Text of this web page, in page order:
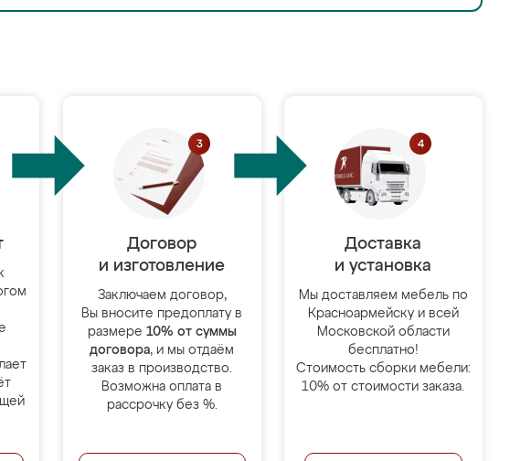
Договор
и изготовление
Заключаем договор,
Вы вносите предоплату в
размере 10% от суммы
договора, и мы отдаём
заказ в производство.
Возможна оплата в
рассрочку без %.
Доставка
и установка
Мы доставляем мебель по
Красноармейску и всей
Московской области
бесплатно!
Стоимость сборки мебели:
10% от стоимости заказа.